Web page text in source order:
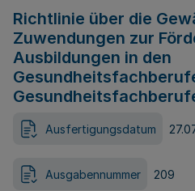
Richtlinie über die
Zuwendungen zur
Ausbildungen in den
Ausfertigungsdatum
Ausgabennummer 209